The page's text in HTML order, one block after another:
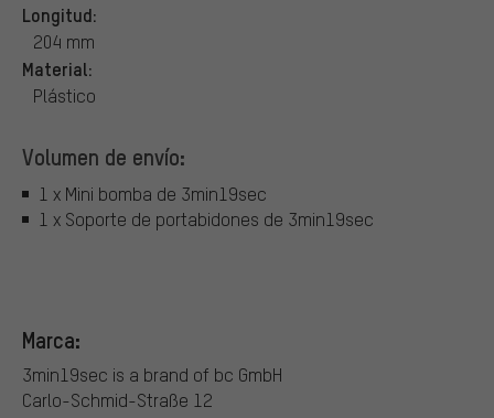
Longitud:
204 mm
Material:
Plástico
Volumen de envío:
1 x Mini bomba de 3min19sec
1 x Soporte de portabidones de 3min19sec
Marca:
3min19sec is a brand of bc GmbH
Carlo-Schmid-Straße 12